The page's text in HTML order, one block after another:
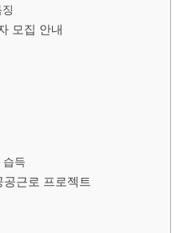
모집 안내
습득
근로 프로젝트